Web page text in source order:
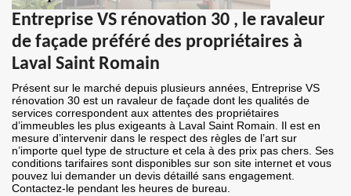
Entreprise VS rénovation 30 , le ravaleur
de façade préféré des propriétaires à
Laval Saint Romain
Présent sur le marché depuis plusieurs années, Entreprise VS
rénovation 30 est un ravaleur de façade dont les qualités de
services correspondent aux attentes des propriétaires
d’immeubles les plus exigeants à Laval Saint Romain. Il est en
mesure d’intervenir dans le respect des règles de l’art sur
n’importe quel type de structure et cela à des prix pas chers. Ses
conditions tarifaires sont disponibles sur son site internet et vous
pouvez lui demander un devis détaillé sans engagement.
Contactez-le pendant les heures de bureau.